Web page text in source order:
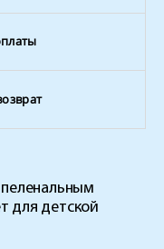
для детской